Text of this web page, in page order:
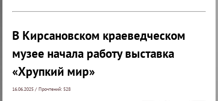
В Кирсановском краеведческом
музее начала работу выставка
«Хрупкий мир»
16.06.2025 / Прочтений: 528